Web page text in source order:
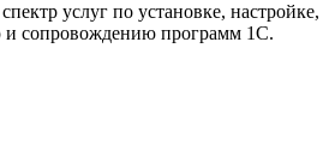
услуг по установке, настройке,
сопровождению программ 1С.